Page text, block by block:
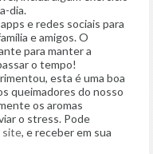
dia.
e redes sociais para
e amigos. O
para manter a
o tempo!
esta é uma boa
queimadores do nosso
os aromas
o stress. Pode
site, e receber em sua